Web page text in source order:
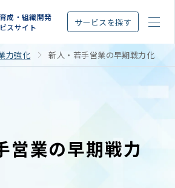
成・組織開発
スサイト
サービスを探す
力強化 新人・若手営業の早期戦力化
営業の早期戦力